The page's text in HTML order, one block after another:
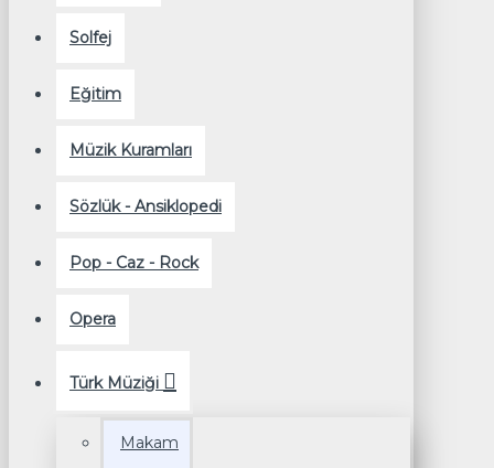
Solfej
Eğitim
Müzik Kuramları
Sözlük - Ansiklopedi
Pop - Caz - Rock
Opera
Türk Müziği
Makam